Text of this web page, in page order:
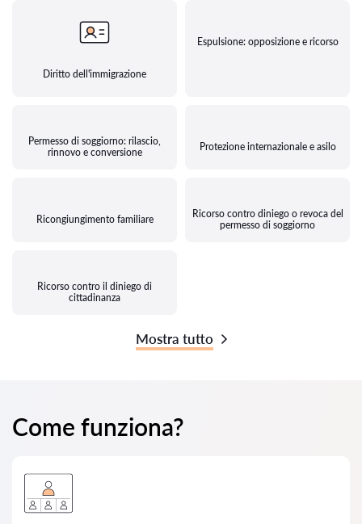
Diritto dell'immigrazione
Espulsione: opposizione e ricorso
Permesso di soggiorno: rilascio,
rinnovo e conversione
Protezione internazionale e asilo
Ricongiungimento familiare
Ricorso contro diniego o revoca del
permesso di soggiorno
Ricorso contro il diniego di
cittadinanza
Mostra tutto
Come funziona?